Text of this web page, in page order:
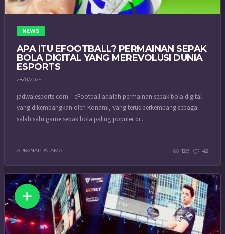
NEWS
APA ITU EFOOTBALL? PERMAINAN SEPAK
BOLA DIGITAL YANG MEREVOLUSI DUNIA
ESPORTS
28/11/2025
jadwalesports.com – eFootball adalah permainan sepak bola digital
yang dikembangkan oleh Konami, yang terus berkembang sebagai
salah satu game sepak bola paling populer di...
ARKANAPRATAMA 129 42